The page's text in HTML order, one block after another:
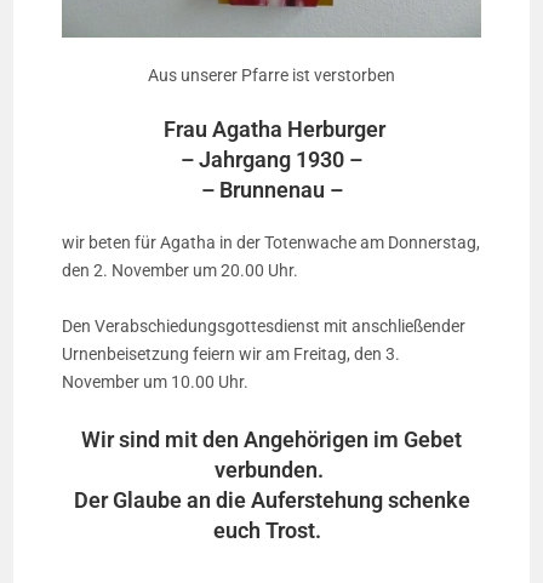
Aus unserer Pfarre ist verstorben
Frau Agatha Herburger
– Jahrgang 1930 –
– Brunnenau –
wir beten für Agatha in der Totenwache am Donnerstag,
den 2. November um 20.00 Uhr.
Den Verabschiedungsgottesdienst mit anschließender
Urnenbeisetzung feiern wir am Freitag, den 3.
November um 10.00 Uhr.
Wir sind mit den Angehörigen im Gebet
verbunden.
Der Glaube an die Auferstehung schenke
euch Trost.